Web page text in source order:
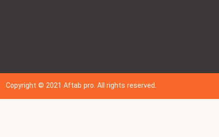
Copyright © 202 1Aftab pro. All rights reserved.